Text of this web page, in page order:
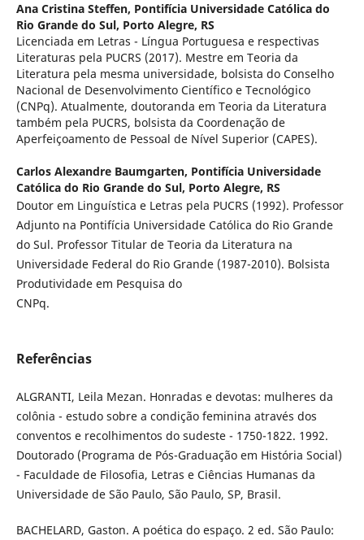
Ana Cristina Steffen, Pontifícia Universidade Católica do
Rio Grande do Sul, Porto Alegre, RS
Licenciada em Letras - Língua Portuguesa e respectivas
Literaturas pela PUCRS (2017). Mestre em Teoria da
Literatura pela mesma universidade, bolsista do Conselho
Nacional de Desenvolvimento Científico e Tecnológico
(CNPq). Atualmente, doutoranda em Teoria da Literatura
também pela PUCRS, bolsista da Coordenação de
Aperfeiçoamento de Pessoal de Nível Superior (CAPES).
Carlos Alexandre Baumgarten, Pontifícia Universidade
Católica do Rio Grande do Sul, Porto Alegre, RS
Doutor em Linguística e Letras pela PUCRS (1992). Professor
Adjunto na Pontifícia Universidade Católica do Rio Grande
do Sul. Professor Titular de Teoria da Literatura na
Universidade Federal do Rio Grande (1987-2010). Bolsista
Produtividade em Pesquisa do
CNPq.
Referências
ALGRANTI, Leila Mezan. Honradas e devotas: mulheres da
colônia - estudo sobre a condição feminina através dos
conventos e recolhimentos do sudeste - 1750-1822. 1992.
Doutorado (Programa de Pós-Graduação em História Social)
- Faculdade de Filosofia, Letras e Ciências Humanas da
Universidade de São Paulo, São Paulo, SP, Brasil.
BACHELARD, Gaston. A poética do espaço. 2 ed. São Paulo: